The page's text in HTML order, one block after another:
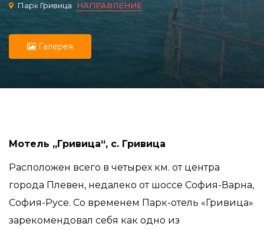
Парк Гривица НАПРАВЛЕНИЕ
Галерея
Мотель „Гривица“, с. Гривица
Расположен всего в четырех км. от центра
города Плевен, недалеко от шоссе София-Варна,
София-Русе. Со временем Парк-отель «Гривица»
зарекомендовал себя как одно из